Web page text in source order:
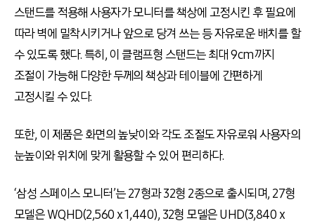
스탠드를 적용해 사용자가 모니터를 책상에 고정시킨 후 필요에
따라 벽에 밀착시키거나 앞으로 당겨 쓰는 등 자유로운 배치를 할
수 있도록 했다. 특히, 이 클램프형 스탠드는 최대 9cm까지
조절이 가능해 다양한 두께의 책상과 테이블에 간편하게
고정시킬 수 있다.
또한, 이 제품은 화면의 높낮이와 각도 조절도 자유로워 사용자의
눈높이와 위치에 맞게 활용할 수 있어 편리하다.
‘삼성 스페이스 모니터’는 27형과 32형 2종으로 출시되며, 27형
모델은 WQHD(2,560 x 1,440), 32형 모델은 UHD(3,840 x